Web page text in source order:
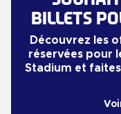
BILLETS
Découvrez les
réservées pour
Stadium et